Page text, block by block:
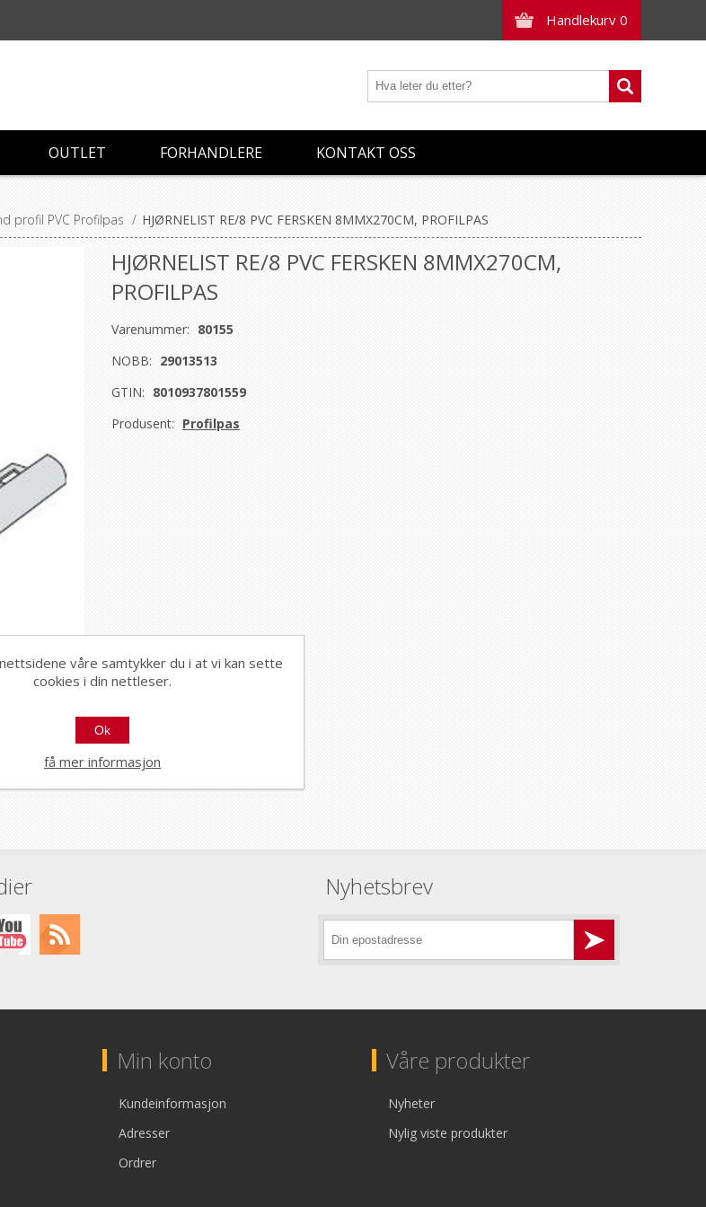
Handlekurv 0
OUTLET FORHANDLERE KONTAKT OSS
profil PVC Profilpas / HJØRNELIST RE/8 PVC FERSKEN 8MMX270CM, PROFILPAS
HJØRNELIST RE/8 PVC FERSKEN 8MMX270CM,
PROFILPAS
Varenummer: 80155
NOBB: 29013513
GTIN: 8010937801559
Produsent: Profilpas
Nyhetsbrev
Min konto
Kundeinformasjon
Adresser
Ordrer
Våre produkter
Nyheter
Nylig viste produkter
våre samtykker du i at vi kan sette
cookies i din nettleser.
Ok
få mer informasjon